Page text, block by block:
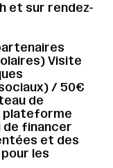
et sur rendez-
Visite
/ 50€
de
plateforme
de financer
et des
les